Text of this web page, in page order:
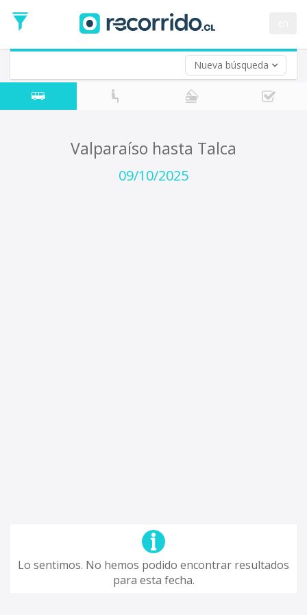
Nueva búsqueda
de
Ida
Vuelta (opcional)
Fecha
de
Valparaíso hasta Talca
09/10/2025
Lo sentimos. No hemos podido encontrar resultados
para esta fecha.